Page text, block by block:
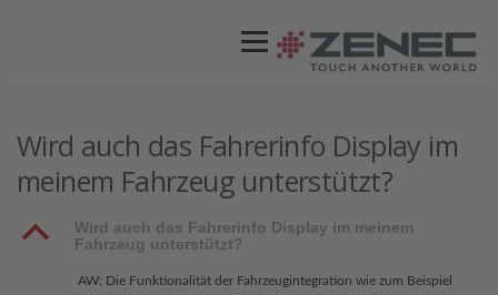
Menü
Wird auch das Fahrerinfo Display im
meinem Fahrzeug unterstützt?
B
Wird auch das Fahrerinfo Display im meinem
Fahrzeug unterstützt?
AW: Die Funktionalität der Fahrzeugintegration wie zum Beispiel